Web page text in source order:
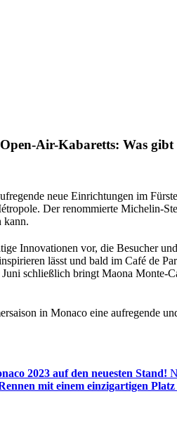
Air-Kabaretts: Was gibt
neue Einrichtungen im
Der renommierte Michelin-
kann.
Innovationen vor, die Besucher
lässt und bald im Café de
schließlich bringt Maona
in Monaco eine aufregende
2023 auf den neuesten Stand!
mit einem einzigartigen